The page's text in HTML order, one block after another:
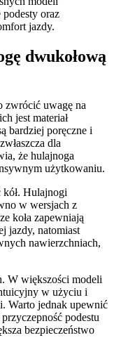
oraz
jazdy.
dwukołową
zwrócić uwagę na
jest materiał
bardziej poręczne i
dla
że hulajnoga
użytkowaniu.
Hulajnogi
w wersjach z
koła zapewniają
jazdy, natomiast
nawierzchniach,
W większości modeli
w użyciu i
Warto jednak upewnić
podestu
bezpieczeństwo